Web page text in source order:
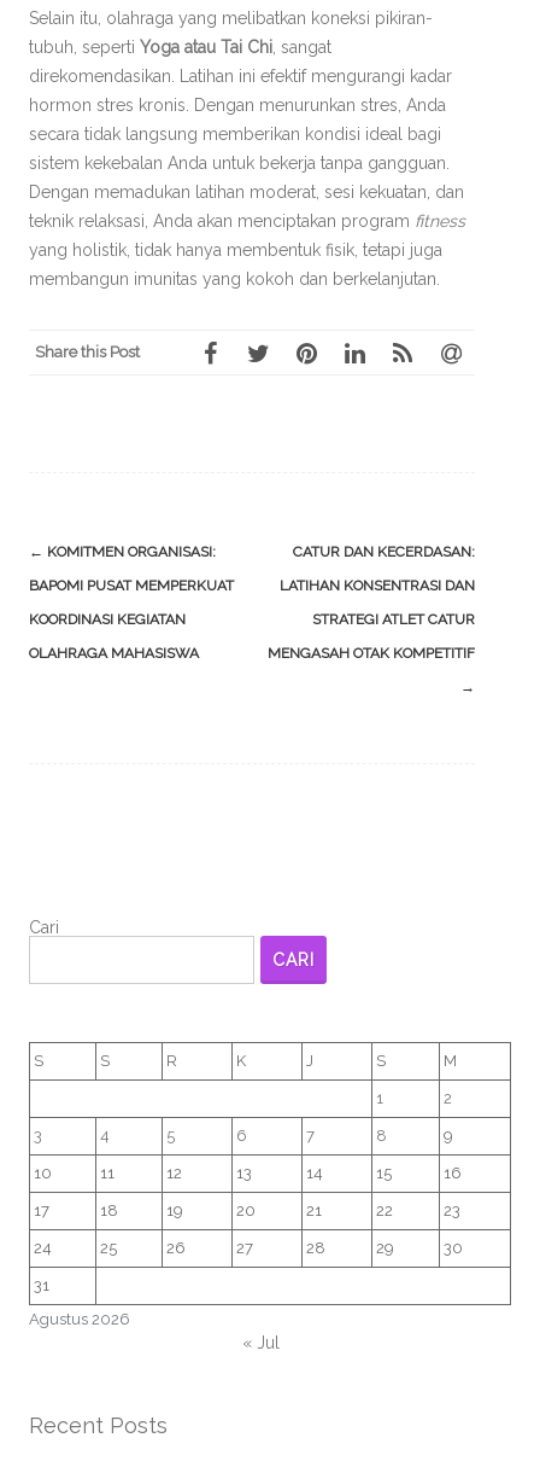
Selain itu, olahraga yang melibatkan koneksi pikiran-
tubuh, seperti Yoga atau Tai Chi , sangat
direkomendasikan. Latihan ini efektif mengurangi kadar
hormon stres kronis. Dengan menurunkan stres, Anda
secara tidak langsung memberikan kondisi ideal bagi
sistem kekebalan Anda untuk bekerja tanpa gangguan.
Dengan memadukan latihan moderat, sesi kekuatan, dan
teknik relaksasi, Anda akan menciptakan program fitness
yang holistik, tidak hanya membentuk fisik, tetapi juga
membangun imunitas yang kokoh dan berkelanjutan.
Share this Post
Post
navigation
← KOMITMEN ORGANISASI:
BAPOMI PUSAT MEMPERKUAT
KOORDINASI KEGIATAN
OLAHRAGA MAHASISWA
CATUR DAN KECERDASAN:
LATIHAN KONSENTRASI DAN
STRATEGI ATLET CATUR
MENGASAH OTAK KOMPETITIF
→
Cari
CARI
Agustus 2026
S S R K J S M
1 2
3 4 5 6 7 8 9
10 11 12 13 14 15 16
17 18 19 20 21 22 23
24 25 26 27 28 29 30
31
« Jul
Recent Posts